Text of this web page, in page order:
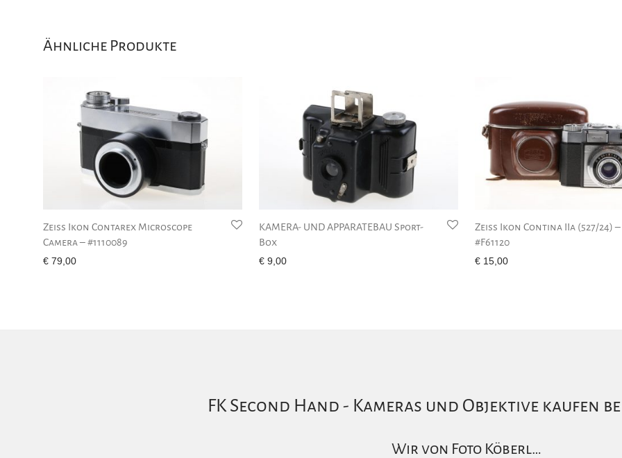
Ähnliche Produkte
Zeiss Ikon Contarex Microscope
Camera – #1110089
€ 79,00
KAMERA- UND APPARATEBAU Sport-
Box
€ 9,00
Zeiss Ikon Contina IIa (527/24) –
#F61120
€ 15,00
FK Second Hand - Kameras und Objektive kaufen
Wir von Foto Köberl…